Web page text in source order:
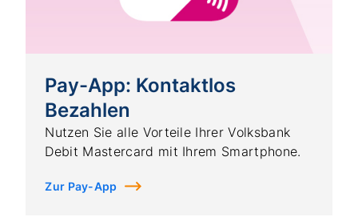
Pay-App: Kontaktlos
Bezahlen
Nutzen Sie alle Vorteile Ihrer Volksbank
Debit Mastercard mit Ihrem Smartphone.
Zur Pay-App